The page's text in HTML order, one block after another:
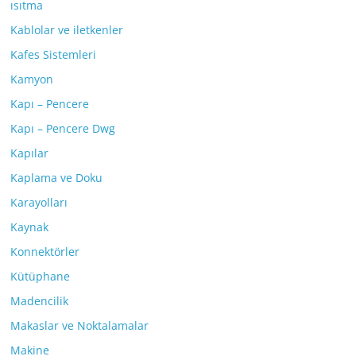
ısıtma
Kablolar ve iletkenler
Kafes Sistemleri
Kamyon
Kapı – Pencere
Kapı – Pencere Dwg
Kapılar
Kaplama ve Doku
Karayolları
Kaynak
Konnektörler
Kütüphane
Madencilik
Makaslar ve Noktalamalar
Makine